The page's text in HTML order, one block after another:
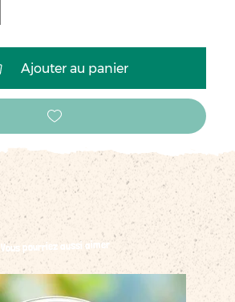
Ajouter au panier
Vous pourriez aussi aimer